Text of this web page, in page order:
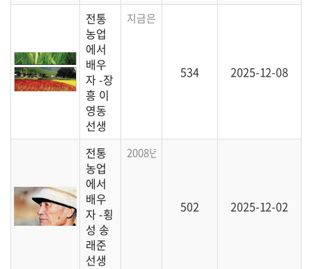
전통
농업
에서
배우
자 -장
흥 이
영동
선생
지금은 유명하신 장흥의 이영동 선생님과
534 2025-12-08
전통
농업
에서
배우
자 -횡
성 송
래준
선생
2008년에 만나 뵈었던 횡성의 송래준 선생
502 2025-12-02